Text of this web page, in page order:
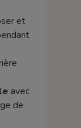
et
avec
de